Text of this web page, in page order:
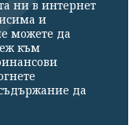
ни в интернет
и
можете да
към
да